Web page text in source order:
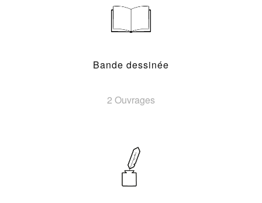
Bande dessinée
2 Ouvrages